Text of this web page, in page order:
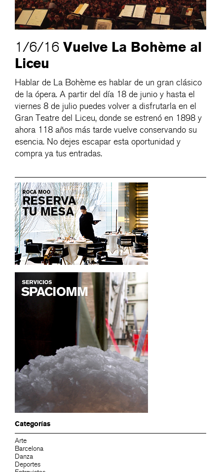
1/6/16 Vuelve La Bohème al
Liceu
Hablar de La Bohème es hablar de un gran clásico
de la ópera. A partir del día 18 de junio y hasta el
viernes 8 de julio puedes volver a disfrutarla en el
Gran Teatre del Liceu, donde se estrenó en 1898 y
ahora 118 años más tarde vuelve conservando su
esencia. No dejes escapar esta oportunidad y
compra ya tus entradas.
Categorías
Arte
Barcelona
Danza
Deportes